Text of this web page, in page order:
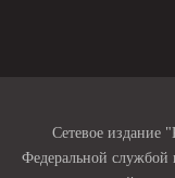
Сетевое издание
Федеральной службой